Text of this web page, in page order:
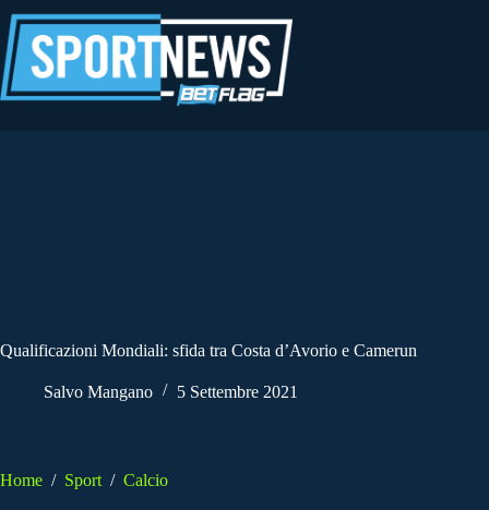
al
contenuto
Qualificazioni Mondiali: sfida tra Costa d’Avorio e Camerun
Salvo Mangano 5 Settembre 2021
Home / Sport / Calcio